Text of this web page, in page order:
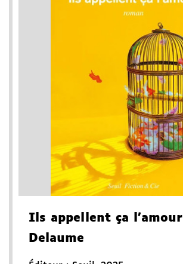
Ils appellent ça l'amour
Delaume